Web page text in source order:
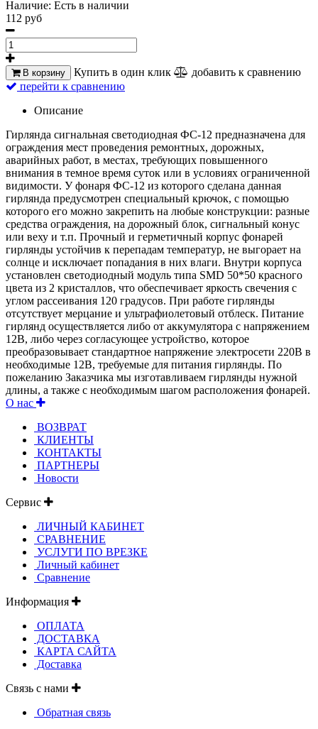
Наличие: Есть в наличии
112 руб
В корзину Купить в один клик
добавить к сравнению
перейти к сравнению
Описание
Гирлянда сигнальная светодиодная ФС-12 предназначена для
ограждения мест проведения ремонтных, дорожных,
аварийных работ, в местах, требующих повышенного
внимания в темное время суток или в условиях ограниченной
видимости. У фонаря ФС-12 из которого сделана данная
гирлянда предусмотрен специальный крючок, с помощью
которого его можно закрепить на любые конструкции: разные
средства ограждения, на дорожный блок, сигнальный конус
или веху и т.п. Прочный и герметичный корпус фонарей
гирлянды устойчив к перепадам температур, не выгорает на
солнце и исключает попадания в них влаги. Внутри корпуса
установлен светодиодный модуль типа SMD 50*50 красного
цвета из 2 кристаллов, что обеспечивает яркость свечения с
углом рассеивания 120 градусов. При работе гирлянды
отсутствует мерцание и ультрафиолетовый отблеск. Питание
гирлянд осуществляется либо от аккумулятора с напряжением
12В, либо через согласующее устройство, которое
преобразовывает стандартное напряжение электросети 220В в
необходимые 12В, требуемые для питания гирлянды. По
пожеланию Заказчика мы изготавливаем гирлянды нужной
длины, а также с необходимым шагом расположения фонарей.
О нас
ВОЗВРАТ
КЛИЕНТЫ
КОНТАКТЫ
ПАРТНЕРЫ
Новости
Сервис
ЛИЧНЫЙ КАБИНЕТ
СРАВНЕНИЕ
УСЛУГИ ПО ВРЕЗКЕ
Личный кабинет
Сравнение
Информация
ОПЛАТА
ДОСТАВКА
КАРТА САЙТА
Доставка
Связь с нами
Обратная связь